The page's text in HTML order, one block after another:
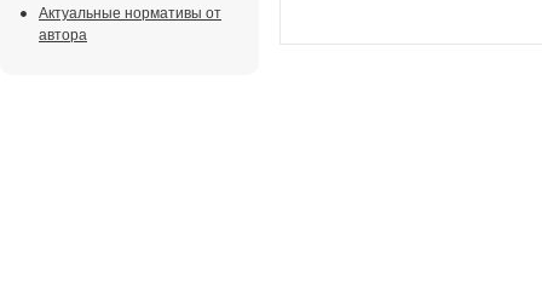
Актуальные нормативы от
автора